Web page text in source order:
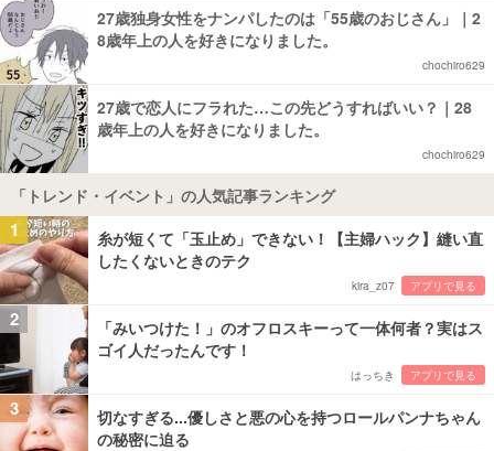
27歳独身女性をナンパしたのは「55歳のおじさん」｜2
8歳年上の人を好きになりました。
chochiro629
27歳で恋人にフラれた…この先どうすればいい？｜28
歳年上の人を好きになりました。
chochiro629
「トレンド・イベント」の人気記事ランキング
1
糸が短くて「玉止め」できない！【主婦ハック】縫い直
したくないときのテク
kira_z07 アプリで見る
2
「みいつけた！」のオフロスキーって一体何者？実はス
ゴイ人だったんです！
はっちき アプリで見る
3
切なすぎる...優しさと悪の心を持つロールパンナちゃん
の秘密に迫る